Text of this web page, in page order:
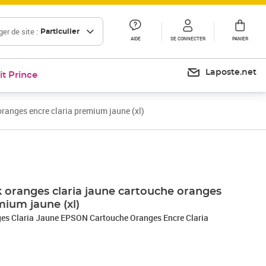
de site : Particulier
AIDE SE CONNECTER PANIER
Prince Laposte.net
encre claria premium jaune (xl)
oranges claria jaune cartouche oranges
jaune (xl)
Claria Jaune EPSON Cartouche Oranges Encre Claria